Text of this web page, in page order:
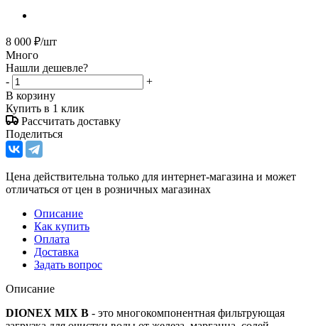
8 000 ₽/шт
Много
Нашли дешевле?
-
+
В корзину
Купить в 1 клик
Рассчитать доставку
Поделиться
Цена действительна только для интернет-магазина и может
отличаться от цен в розничных магазинах
Описание
Как купить
Оплата
Доставка
Задать вопрос
Описание
DIONEX MIX B - это многокомпонентная фильтрующая